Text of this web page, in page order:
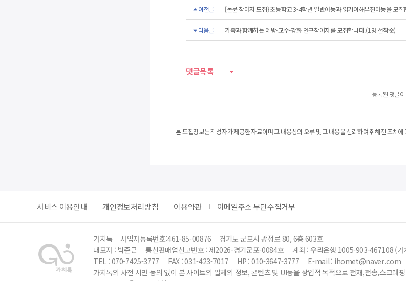
이전글 [논문 참여자 모집} 초등학교 3-4학년 일반아동과 읽기이해부진아동을 모집
다음글 가족과 함께하는 예방-교수-강화 연구참여자를 모집합니다.(1명 선착순)
댓글목록
등록된 댓글
본 모집정보는 작성자가 제공한 자료이며 그 내용상의 오류 및 그 내용을 신뢰하여 취해진 조치
서비스 이용안내 개인정보처리방침 이용약관 이메일주소 무단수집거부
가치톡 사업자등록번호:461-85-00876
경기도 군포시 광정로 80, 6층 603호
대표자 : 박준근
통신판매업신고번호 : 제2026-경기군포-0084호
계좌 : 우리은행 1005-903-467108 (가
TEL : 070-7425-3777
FAX : 031-423-7017 HP : 010-3647-3777
E-mail : ihomet@naver.com
가치톡의 사전 서면 동의 없이 본 사이트의 일체의 정보, 콘텐츠 및 UI등을 상업적 목적으로 전재,전송,스크래